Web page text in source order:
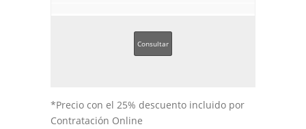
Consultar
*Precio con el 25% descuento incluido por
Contratación Online